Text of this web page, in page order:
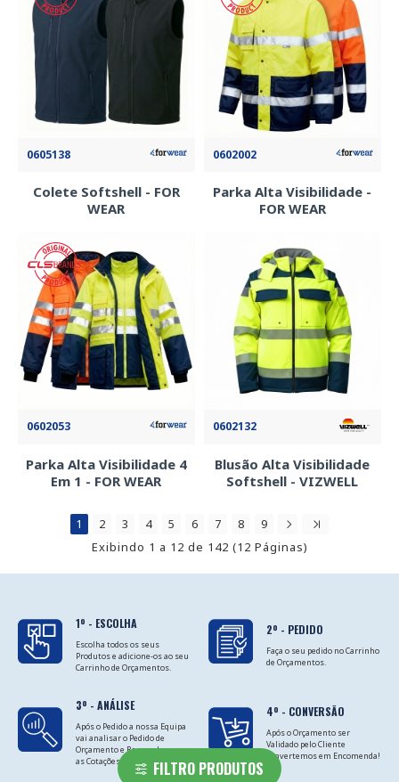
0605138
Colete Softshell - FOR
WEAR
0602002
Parka Alta Visibilidade -
FOR WEAR
0602053
Parka Alta Visibilidade 4
Em 1 - FOR WEAR
0602132
Blusão Alta Visibilidade
Softshell - VIZWELL
1 2 3 4 5 6 7 8
9
Exibindo 1 a 12 de 142 (12 Páginas)
1º - ESCOLHA
Escolha todos os seus
Produtos e adicione-os ao seu
Carrinho de Orçamentos.
2º - PEDIDO
Faça o seu pedido no Carrinho
de Orçamentos.
3º - ANÁLISE
Após o Pedido a nossa Equipa
vai analisar o Pedido de
Orçamento e Responder com
as Cotações.
4º - CONVERSÃO
Após o Orçamento ser
Validado pelo Cliente
convertemos em Encomenda!
FILTRO PRODUTOS